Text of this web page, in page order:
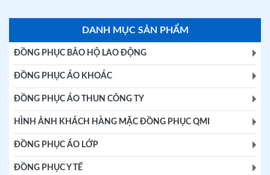
DANH MỤC SẢN PHẨM
ĐỒNG PHỤC BẢO HỘ LAO ĐỘNG
ĐỒNG PHỤC ÁO KHOÁC
ĐỒNG PHỤC ÁO THUN CÔNG TY
HÌNH ẢNH KHÁCH HÀNG MẶC ĐỒNG PHỤC QMI
ĐỒNG PHỤC ÁO LỚP
ĐỒNG PHỤC Y TẾ